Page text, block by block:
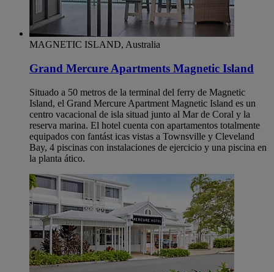
MAGNETIC ISLAND, Australia
Grand Mercure Apartments Magnetic Island
Situado a 50 metros de la terminal del ferry de Magnetic
Island, el Grand Mercure Apartment Magnetic Island es un
centro vacacional de isla situad junto al Mar de Coral y la
reserva marina. El hotel cuenta con apartamentos totalmente
equipados con fantást icas vistas a Townsville y Cleveland
Bay, 4 piscinas con instalaciones de ejercicio y una piscina en
la planta ático.